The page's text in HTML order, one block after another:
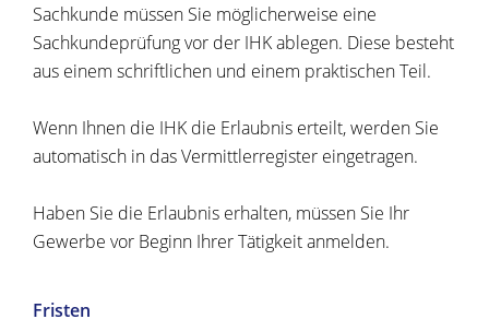
Sachkunde müssen Sie möglicherweise eine
Sachkundeprüfung vor der IHK ablegen. Diese besteht
aus einem schriftlichen und einem praktischen Teil.
Wenn Ihnen die IHK die Erlaubnis erteilt, werden Sie
automatisch in das Vermittlerregister eingetragen.
Haben Sie die Erlaubnis erhalten, müssen Sie Ihr
Gewerbe vor Beginn Ihrer Tätigkeit anmelden.
Fristen